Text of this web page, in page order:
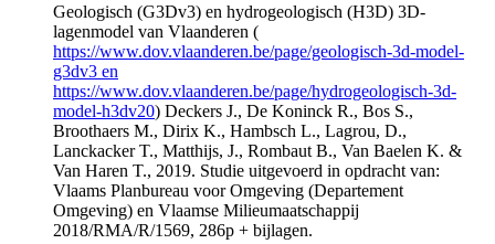
Geologisch (G3Dv3) en hydrogeologisch (H3D) 3D-
lagenmodel van Vlaanderen (
https://www.dov.vlaanderen.be/page/geologisch-3d-model-
g3dv3 en
https://www.dov.vlaanderen.be/page/hydrogeologisch-3d-
model-h3dv20) Deckers J., De Koninck R., Bos S.,
Broothaers M., Dirix K., Hambsch L., Lagrou, D.,
Lanckacker T., Matthijs, J., Rombaut B., Van Baelen K. &
Van Haren T., 2019. Studie uitgevoerd in opdracht van:
Vlaams Planbureau voor Omgeving (Departement
Omgeving) en Vlaamse Milieumaatschappij
2018/RMA/R/1569, 286p + bijlagen.